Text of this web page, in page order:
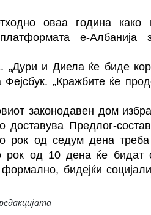
оваа година како
е-
и Диела ќе биде
„Кражбите ќе
законодавен дом
Предлог-
рок од седум дена
рок од 10 дена ќе бидат
бидејќи